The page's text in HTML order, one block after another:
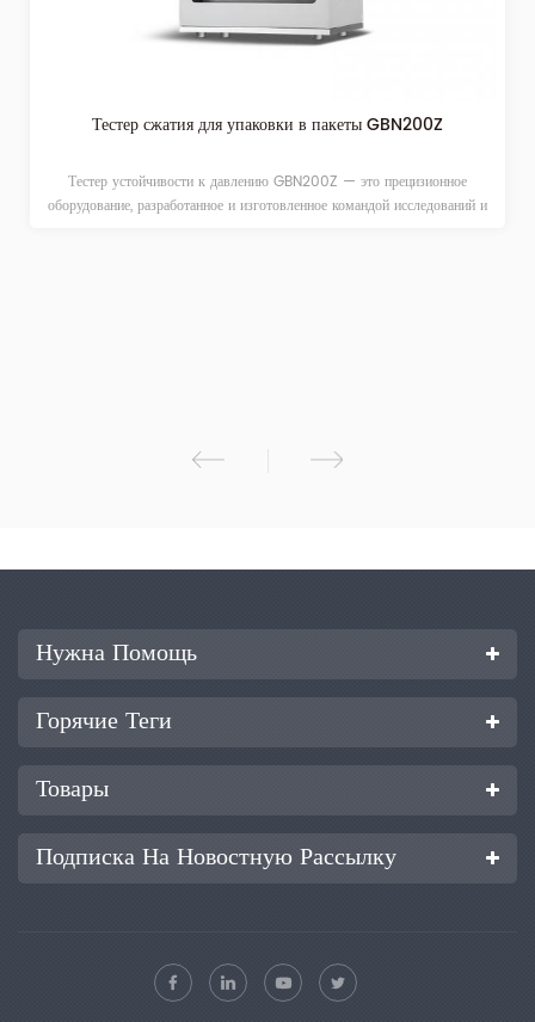
Тестер сжатия для упаковки в пакеты GBN200Z
Тестер устойчивости к давлению GBN200Z — это прецизионное
оборудование, разработанное и изготовленное командой исследований и
Нужна Помощь
Горячие Теги
Товары
Подписка На Новостную Рассылку